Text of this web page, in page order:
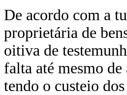
De acordo com a
proprietária de
oitiva de
falta até mesmo
tendo o custeio